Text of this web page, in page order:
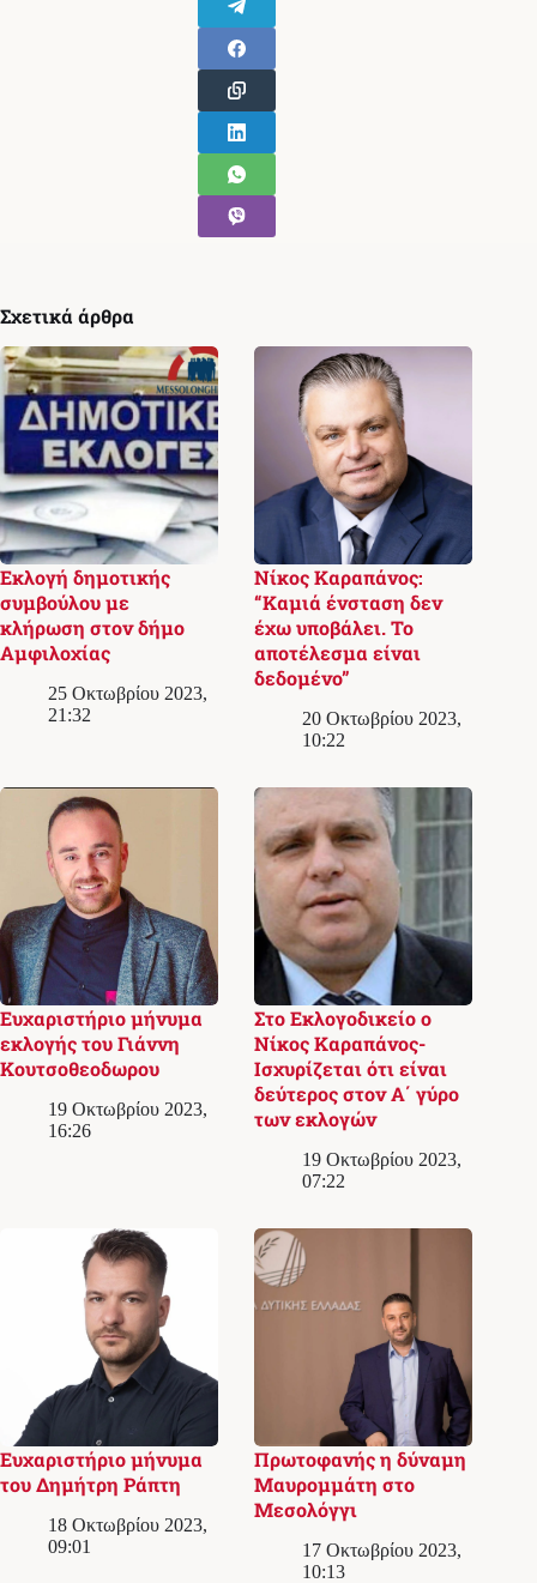
Σχετικά άρθρα
Εκλογή δημοτικής
συμβούλου με
κλήρωση στον δήμο
Αμφιλοχίας
25 Οκτωβρίου 2023,
21:32
Νίκος Καραπάνος:
“Καμιά ένσταση δεν
έχω υποβάλει. Το
αποτέλεσμα είναι
δεδομένο”
20 Οκτωβρίου 2023,
10:22
Ευχαριστήριο μήνυμα
εκλογής του Γιάννη
Κουτσοθεοδωρου
19 Οκτωβρίου 2023,
16:26
Στο Εκλογoδικείο ο
Νίκος Καραπάνος-
Ισχυρίζεται ότι είναι
δεύτερος στον Α΄ γύρο
των εκλογών
19 Οκτωβρίου 2023,
07:22
Ευχαριστήριο μήνυμα
του Δημήτρη Ράπτη
18 Οκτωβρίου 2023,
09:01
Πρωτοφανής η δύναμη
Μαυρομμάτη στο
Μεσολόγγι
17 Οκτωβρίου 2023,
10:13